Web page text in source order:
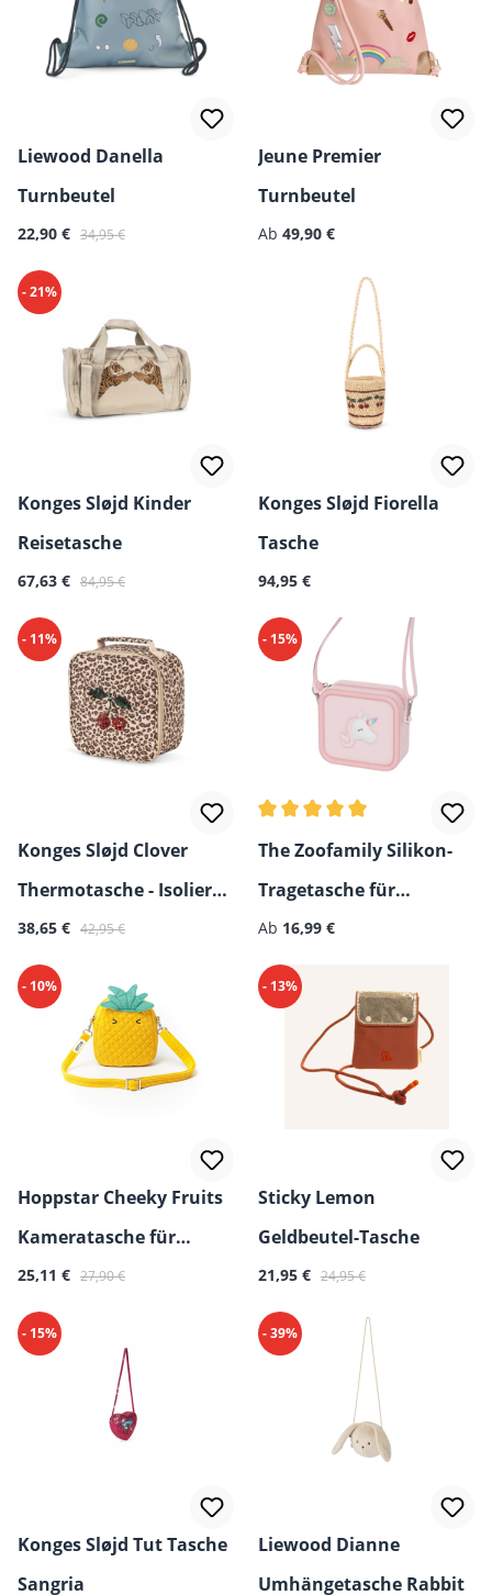
Liewood Danella
Turnbeutel
Verkaufspreis:
22,90 € Regulärer Preis:
34,95 €
Jeune Premier
Turnbeutel
Regulärer Preis:
Ab 49,90 €
- 21%
Konges Sløjd Kinder
Reisetasche
Verkaufspreis:
67,63 € Regulärer Preis:
84,95 €
Konges Sløjd Fiorella
Tasche
Regulärer Preis:
94,95 €
- 11%
Konges Sløjd Clover
Thermotasche - Isolierte
Lunch Tasche
Verkaufspreis:
38,65 € Regulärer Preis:
42,95 €
- 15%
Durchschnittliche
The Zoofamily Silikon-
Tragetasche für
Kinderkamera & Walkie-
Talkie
Regulärer Preis:
Ab 16,99 €
- 10%
Hoppstar Cheeky Fruits
Kameratasche für
Kinder
Verkaufspreis:
25,11 € Regulärer Preis:
27,90 €
- 13%
Sticky Lemon
Geldbeutel-Tasche
Verkaufspreis:
21,95 € Regulärer Preis:
24,95 €
- 15%
Konges Sløjd Tut Tasche
Sangria
- 39%
Liewood Dianne
Umhängetasche Rabbit